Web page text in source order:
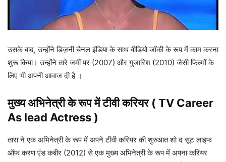
उसके बाद, उन्होंने डिज़नी चैनल इंडिया के साथ वीडियो जॉकी के रूप में काम करना
शुरू किया। उन्होंने तारे जमीं पर (2007) और गुजारिश (2010) जैसी फिल्मों के
लिए भी अपनी आवाज दी है ।
मुख्य अभिनेत्री के रूप में टीवी करियर ( TV Career
As lead Actress )
तारा ने एक अभिनेत्री के रूप में अपने टीवी करियर की शुरुआत शो द सूट लाइफ
ऑफ करण एंड कबीर (2012) से एक मुख्य अभिनेत्री के रूप में अपना करियर